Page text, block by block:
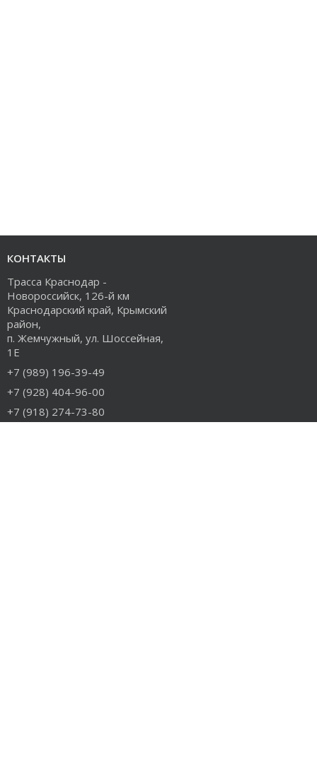
КОНТАКТЫ
Трасса Краснодар -
Новороссийск, 126-й км
Краснодарский край, Крымский
район,
п. Жемчужный, ул. Шоссейная,
1Е
+7 (989) 196-39-49
+7 (928) 404-96-00
+7 (918) 274-73-80